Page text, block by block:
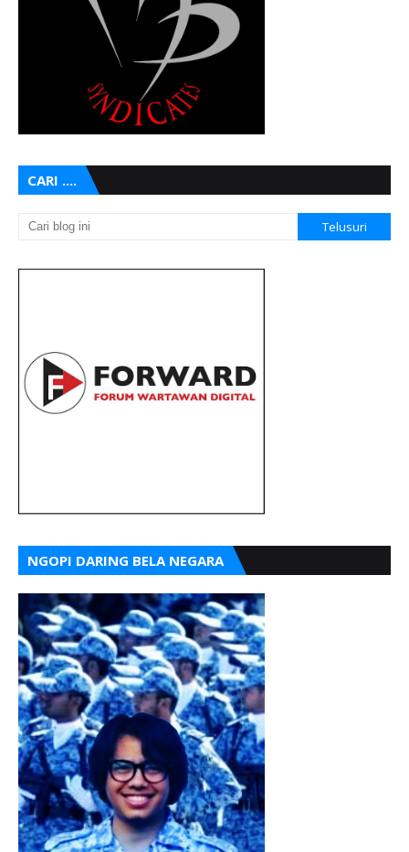
CARI ....
NGOPI DARING BELA NEGARA